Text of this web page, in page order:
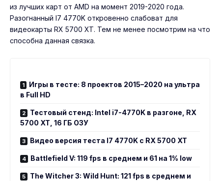
из лучших карт от AMD на момент 2019-2020 года.
Разогнанный I7 4770K откровенно слабоват для
видеокарты RX 5700 XT. Тем не менее посмотрим на что
способна данная связка.
Игры в тесте: 8 проектов 2015–2020 на ультра
в Full HD
Тестовый стенд: Intel i7-4770K в разгоне, RX
5700 XT, 16 ГБ ОЗУ
Видео версия теста I7 4770K с RX 5700 XT
Battlefield V: 119 fps в среднем и 61 на 1% low
The Witcher 3: Wild Hunt: 121 fps в среднем и